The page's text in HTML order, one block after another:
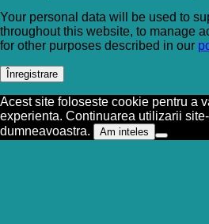
Your personal data will be used to
throughout this website, to manage
for other purposes described in our
Înregistrare
Acest site foloseste cookie pentru a
experienta. Continuarea utilizarii
dumneavoastra.
Am inteles